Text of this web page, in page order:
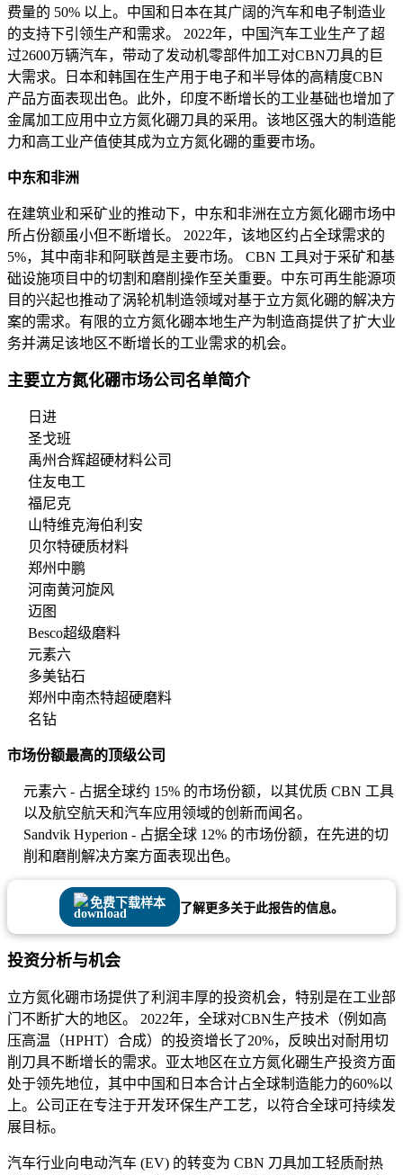
费量的 50% 以上。中国和日本在其广阔的汽车和电子制造业
的支持下引领生产和需求。 2022年，中国汽车工业生产了超
过2600万辆汽车，带动了发动机零部件加工对CBN刀具的巨
大需求。日本和韩国在生产用于电子和半导体的高精度CBN
产品方面表现出色。此外，印度不断增长的工业基础也增加了
金属加工应用中立方氮化硼刀具的采用。该地区强大的制造能
力和高工业产值使其成为立方氮化硼的重要市场。
中东和非洲
在建筑业和采矿业的推动下，中东和非洲在立方氮化硼市场中
所占份额虽小但不断增长。 2022年，该地区约占全球需求的
5%，其中南非和阿联酋是主要市场。 CBN 工具对于采矿和基
础设施项目中的切割和磨削操作至关重要。中东可再生能源项
目的兴起也推动了涡轮机制造领域对基于立方氮化硼的解决方
案的需求。有限的立方氮化硼本地生产为制造商提供了扩大业
务并满足该地区不断增长的工业需求的机会。
主要立方氮化硼市场公司名单简介
日进
圣戈班
禹州合辉超硬材料公司
住友电工
福尼克
山特维克海伯利安
贝尔特硬质材料
郑州中鹏
河南黄河旋风
迈图
Besco超级磨料
元素六
多美钻石
郑州中南杰特超硬磨料
名钻
市场份额最高的顶级公司
元素六 - 占据全球约 15% 的市场份额，以其优质 CBN 工具
以及航空航天和汽车应用领域的创新而闻名。
Sandvik Hyperion - 占据全球 12% 的市场份额，在先进的切
削和磨削解决方案方面表现出色。
免费下载样本 了解更多关于此报告的信息。
投资分析与机会
立方氮化硼市场提供了利润丰厚的投资机会，特别是在工业部
门不断扩大的地区。 2022年，全球对CBN生产技术（例如高
压高温（HPHT）合成）的投资增长了20%，反映出对耐用切
削刀具不断增长的需求。亚太地区在立方氮化硼生产投资方面
处于领先地位，其中中国和日本合计占全球制造能力的60%以
上。公司正在专注于开发环保生产工艺，以符合全球可持续发
展目标。
汽车行业向电动汽车 (EV) 的转变为 CBN 刀具加工轻质耐热